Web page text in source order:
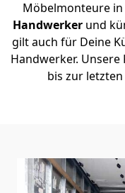
Möbelmonteure
Handwerker und
gilt auch für Deine
Handwerker.
bis zur